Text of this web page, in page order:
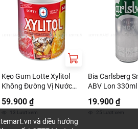
Kẹo Gum Lotte Xylitol
Không Đường Vị Nước
59.900 ₫
13 Lượt xem
Bia Carlsberg
ABV Lon 330ml
19.900 ₫
25 Lượt xem
và điều hướng